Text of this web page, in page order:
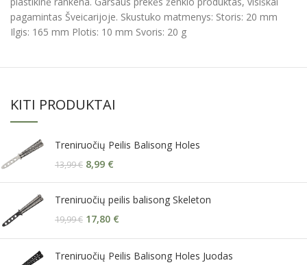
pagamintas Šveicarijoje. Skustuko matmenys: Storis: 20 mm
Ilgis: 165 mm Plotis: 10 mm Svoris: 20 g
KITI PRODUKTAI
Treniruočių Peilis Balisong Holes
13,99€ 8,99 €
Treniruočių peilis balisong Skeleton
19,99€ 17,80 €
Treniruočių Peilis Balisong Holes Juodas